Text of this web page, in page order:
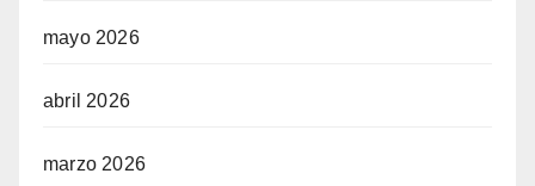
mayo 2026
abril 2026
marzo 2026